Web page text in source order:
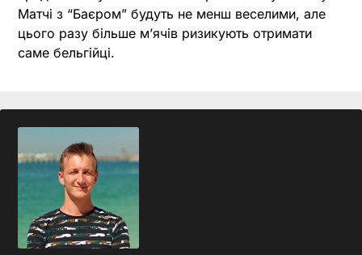
Матчі з “Баєром” будуть не менш веселими, але
цього разу більше м’ячів ризикують отримати
саме бельгійці.